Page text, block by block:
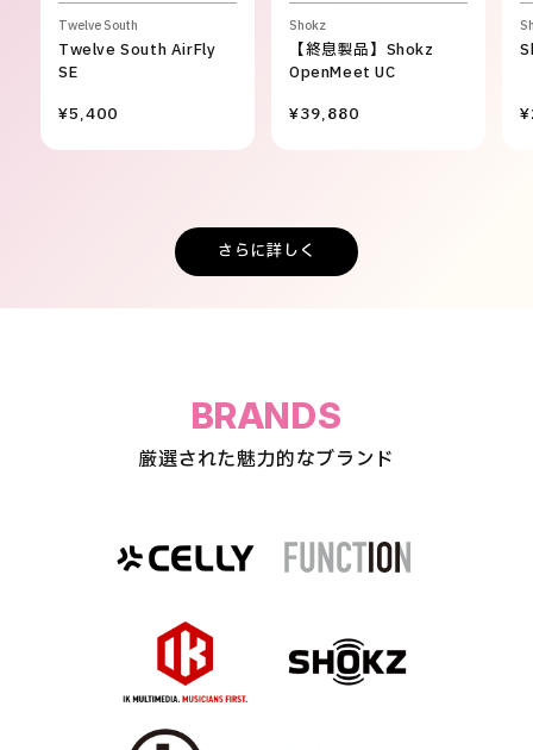
Twelve South
Twelve South AirFly
SE
¥5,400
Shokz
【終息製品】Shokz
OpenMeet UC
¥39,880
さらに詳しく
BRANDS
厳選された魅力的なブランド